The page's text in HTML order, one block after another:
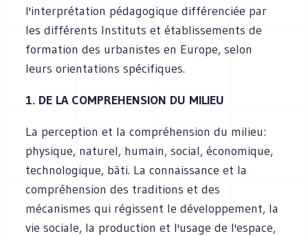
l'interprétation pédagogique différenciée par
les différents Instituts et établissements de
formation des urbanistes en Europe, selon
leurs orientations spécifiques.
1. DE LA COMPREHENSION DU MILIEU
La perception et la compréhension du milieu:
physique, naturel, humain, social, économique,
technologique, bâti. La connaissance et la
compréhension des traditions et des
mécanismes qui régissent le développement, la
vie sociale, la production et l'usage de l'espace,